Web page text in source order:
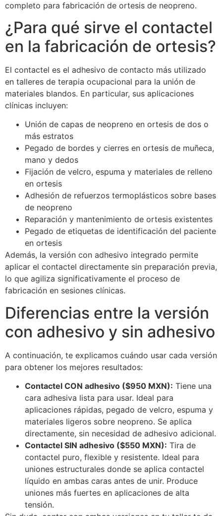
completo para fabricación de ortesis de neopreno.
¿Para qué sirve el contactel
en la fabricación de ortesis?
El contactel es el adhesivo de contacto más utilizado
en talleres de terapia ocupacional para la unión de
materiales blandos. En particular, sus aplicaciones
clínicas incluyen:
Unión de capas de neopreno en ortesis de dos o
más estratos
Pegado de bordes y cierres en ortesis de muñeca,
mano y dedos
Fijación de velcro, espuma y materiales de relleno
en ortesis
Adhesión de refuerzos termoplásticos sobre bases
de neopreno
Reparación y mantenimiento de ortesis existentes
Pegado de etiquetas de identificación del paciente
en ortesis
Además, la versión con adhesivo integrado permite
aplicar el contactel directamente sin preparación previa,
lo que agiliza significativamente el proceso de
fabricación en sesiones clínicas.
Diferencias entre la versión
con adhesivo y sin adhesivo
A continuación, te explicamos cuándo usar cada versión
para obtener los mejores resultados:
Contactel CON adhesivo ($950 MXN): Tiene una
cara adhesiva lista para usar. Ideal para
aplicaciones rápidas, pegado de velcro, espuma y
materiales ligeros sobre neopreno. Se aplica
directamente, sin necesidad de adhesivo adicional.
Contactel SIN adhesivo ($550 MXN): Tira de
contactel puro, flexible y resistente. Ideal para
uniones estructurales donde se aplica contactel
líquido en ambas caras antes de unir. Produce
uniones más fuertes en aplicaciones de alta
tensión.